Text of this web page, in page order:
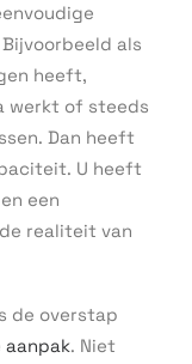
als
heeft,
werkt of steeds
Dan heeft
U heeft
een
realiteit van
de overstap
aanpak. Niet